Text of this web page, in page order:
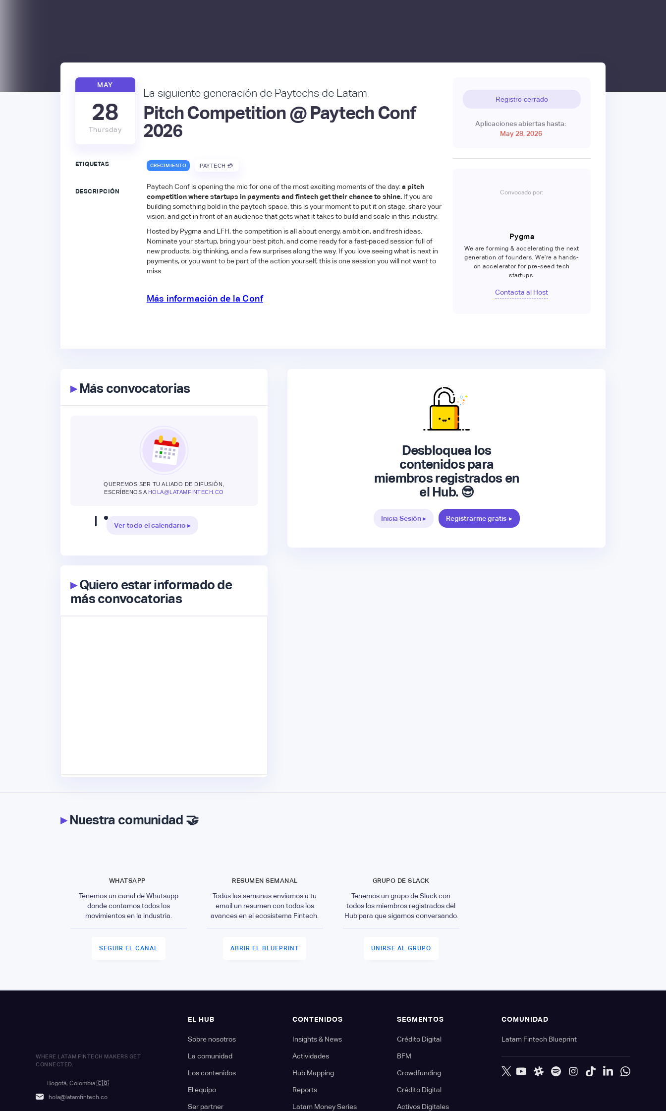
MAY
28
Thursday
La siguiente generación de Paytechs de Latam
Pitch Competition @ Paytech Conf
2026
ETIQUETAS CRECIMIENTO PAYTECH 💳
DESCRIPCIÓN
Paytech Conf is opening the mic for one of the most exciting moments of the day:a pitch
competition where startups in payments and fintech get their chance to shine.If you are
building something bold in the paytech space, this is your moment to put it on stage, share your
vision, and get in front of an audience that gets what it takes to build and scale in this industry.
​Hosted by Pygma and LFH, the competition is all about energy, ambition, and fresh ideas.
Nominate your startup, bring your best pitch, and come ready for a fast-paced session full of
new products, big thinking, and a few surprises along the way. If you love seeing what is next in
payments, or you want to be part of the action yourself, this is one session you will not want to
miss.
Más información de la Conf
Registro cerrado
Aplicaciones abiertas hasta:
May 28, 2026
Convocado por:
Pygma
We are forming & accelerating the next
generation of founders. We're a hands-
on accelerator for pre-seed tech
startups.
Contacta al Host
▸Más convocatorias
QUEREMOS SER TU ALIADO DE DIFUSIÓN,
ESCRÍBENOS A HOLA@LATAMFINTECH.CO
Ver todo el calendario ▸
▸Quiero estar informado de
más convocatorias
Desbloquea los
contenidos para
miembros registrados en
el Hub. 😎
Inicia Sesión ▸ Registrarme gratis ▸
▸Nuestra comunidad 🤝
WHATSAPP
Tenemos un canal de Whatsapp
donde contamos todos los
movimientos en la industria.
SEGUIR EL CANAL
RESUMEN SEMANAL
Todas las semanas envíamos a tu
email un resumen con todos los
avances en el ecosistema Fintech.
ABRIR EL BLUEPRINT
GRUPO DE SLACK
Tenemos un grupo de Slack con
todos los miembros registrados del
Hub para que sigamos conversando.
UNIRSE AL GRUPO
WHERE LATAM FINTECH MAKERS GET
CONNECTED.
Bogotá, Colombia 🇨🇴
hola@latamfintech.co
EL HUB
Sobre nosotros
La comunidad
Los contenidos
El equipo
Ser partner
CONTENIDOS
Insights & News
Actividades
Hub Mapping
Reports
Latam Money Series
SEGMENTOS
Crédito Digital
BFM
Crowdfunding
Crédito Digital
Activos Digitales
COMUNIDAD
Latam Fintech Blueprint